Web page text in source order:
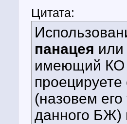
Цитата:
панацея или
имеющий КО
(назовем
данного БЖ)